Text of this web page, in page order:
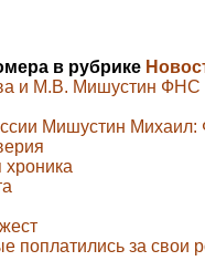
в рубрике
и М.В. Мишустин ФНС
Мишустин Михаил:
хроника
поплатились за свои